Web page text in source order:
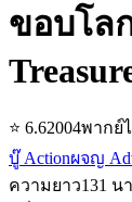
ขอบโล
⭐ 6.62004พากย์
บู๊ Actionผจญ
ความยาว131 น